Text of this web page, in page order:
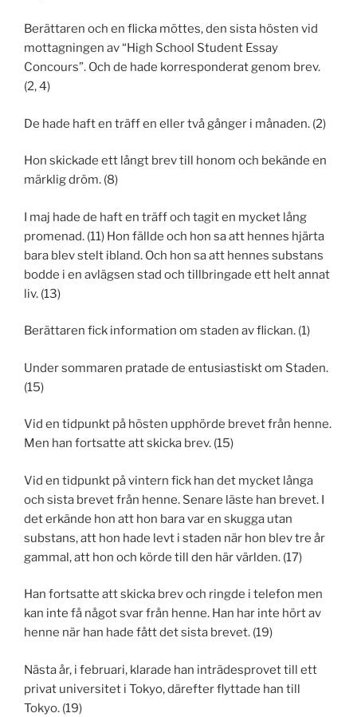
Berättaren och en flicka möttes, den sista hösten vid
mottagningen av “High School Student Essay
Concours”. Och de hade korresponderat genom brev.
(2, 4)
De hade haft en träff en eller två gånger i månaden. (2)
Hon skickade ett långt brev till honom och bekände en
märklig dröm. (8)
I maj hade de haft en träff och tagit en mycket lång
promenad. (11) Hon fällde och hon sa att hennes hjärta
bara blev stelt ibland. Och hon sa att hennes substans
bodde i en avlägsen stad och tillbringade ett helt annat
liv. (13)
Berättaren fick information om staden av flickan. (1)
Under sommaren pratade de entusiastiskt om Staden.
(15)
Vid en tidpunkt på hösten upphörde brevet från henne.
Men han fortsatte att skicka brev. (15)
Vid en tidpunkt på vintern fick han det mycket långa
och sista brevet från henne. Senare läste han brevet. I
det erkände hon att hon bara var en skugga utan
substans, att hon hade levt i staden när hon blev tre år
gammal, att hon och körde till den här världen. (17)
Han fortsatte att skicka brev och ringde i telefon men
kan inte få något svar från henne. Han har inte hört av
henne när han hade fått det sista brevet. (19)
Nästa år, i februari, klarade han inträdesprovet till ett
privat universitet i Tokyo, därefter flyttade han till
Tokyo. (19)